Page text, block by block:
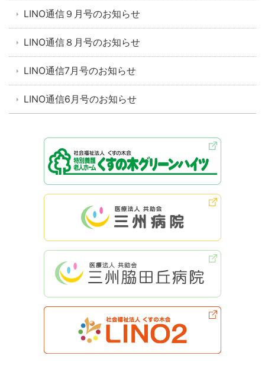
LINO通信９月号のお知らせ
LINO通信８月号のお知らせ
LINO通信7月号のお知らせ
LINO通信6月号のお知らせ